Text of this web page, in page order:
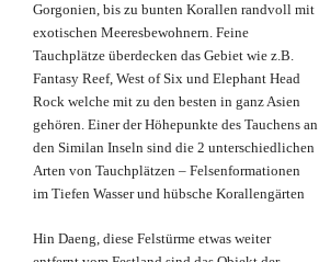
Gorgonien, bis zu bunten Korallen randvoll mit
exotischen Meeresbewohnern. Feine
Tauchplätze überdecken das Gebiet wie z.B.
Fantasy Reef, West of Six und Elephant Head
Rock welche mit zu den besten in ganz Asien
gehören. Einer der Höhepunkte des Tauchens an
den Similan Inseln sind die 2 unterschiedlichen
Arten von Tauchplätzen – Felsenformationen
im Tiefen Wasser und hübsche Korallengärten
Hin Daeng, diese Felstürme etwas weiter